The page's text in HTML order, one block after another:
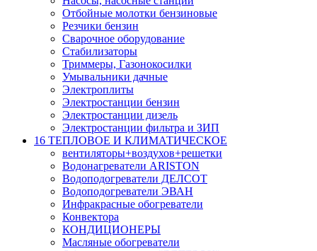
Отбойные молотки бензиновые
Резчики бензин
Сварочное оборудование
Стабилизаторы
Триммеры, Газонокосилки
Умывальники дачные
Электроплиты
Электростанции бензин
Электростанции дизель
Электростанции фильтра и ЗИП
16 ТЕПЛОВОЕ И КЛИМАТИЧЕСКОЕ
вентиляторы+воздухов+решетки
Водонагреватели ARISTON
Водоподогреватели ДЕЛСОТ
Водоподогреватели ЭВАН
Инфракрасные обогреватели
Конвектора
КОНДИЦИОНЕРЫ
Масляные обогреватели